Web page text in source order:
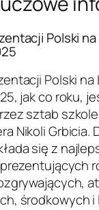
Polski
Polski
jak co roku,
sztab
Nikoli Grbicia.
się z
środkowych i